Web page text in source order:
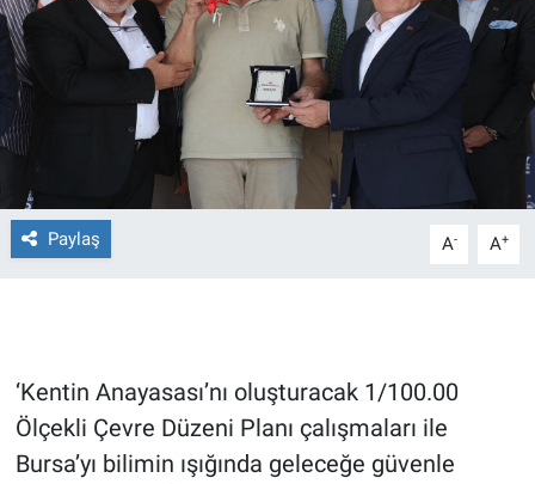
Paylaş A- A+
‘Kentin Anayasası’nı oluşturacak 1/100.00
Ölçekli Çevre Düzeni Planı çalışmaları ile
Bursa’yı bilimin ışığında geleceğe güvenle
Forum
Gerçeğin İzinde
Gün Başlıyor
Gün Bitiyor
Gün Ortası
Günün görüntüsü
Haber